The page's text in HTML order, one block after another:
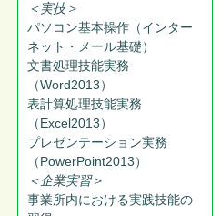
＜実技＞
パソコン基本操作（インター
ネット・メール基礎）
文書処理技能実務
（Word2013）
表計算処理技能実務
（Excel2013）
プレゼンテーション実務
（PowerPoint2013）
＜企業実習＞
事業所内における実践技能の